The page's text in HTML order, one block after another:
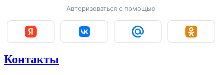
Авторизоваться с помощью
Контакты